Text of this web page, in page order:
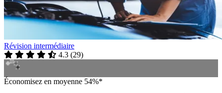
Révision intermédiaire
4.3 (29)
Économisez en moyenne 54%*